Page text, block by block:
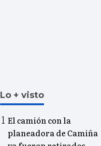
Lo + visto
El camión con la
planeadora de Camiña